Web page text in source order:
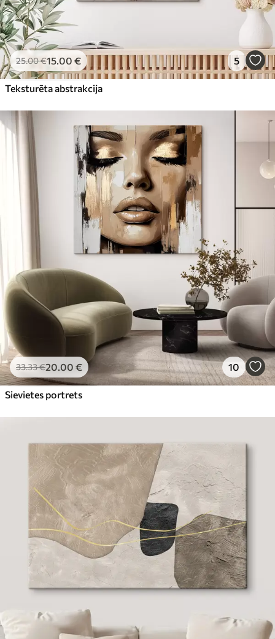
25.00€15.00 € 5
Teksturēta abstrakcija
33.33€20.00 € 10
Sievietes portrets